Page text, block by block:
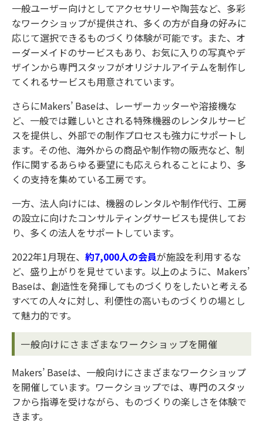
一般ユーザー向けとしてアクセサリーや陶芸など、多彩
なワークショップが提供され、多くの方が自身の好みに
応じて選択できるものづくり体験が可能です。また、オ
ーダーメイドのサービスもあり、お気に入りの写真やデ
ザインから専門スタッフがオリジナルアイテムを制作し
てくれるサービスも用意されています。
さらにMakers’ Baseは、レーザーカッターや溶接機な
ど、一般では難しいとされる特殊機器のレンタルサービ
スを提供し、外部での制作プロセスも強力にサポートし
ます。その他、海外からの商品や制作物の販売など、制
作に関するあらゆる要望にも応えられることにより、多
くの支持を集めている工房です。
一方、法人向けには、機器のレンタルや制作代行、工房
の設立に向けたコンサルティングサービスも提供してお
り、多くの法人をサポートしています。
2022年1月現在、 約7,000人の会員が施設を利用するな
ど、盛り上がりを見せています。以上のように、Makers’
Baseは、創造性を発揮してものづくりをしたいと考える
すべての人々に対し、利便性の高いものづくりの場とし
て魅力的です。
一般向けにさまざまなワークショップを開催
Makers’ Baseは、一般向けにさまざまなワークショップ
を開催しています。ワークショップでは、専門のスタッ
フから指導を受けながら、ものづくりの楽しさを体験で
きます。